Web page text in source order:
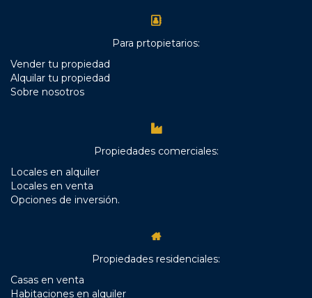
Para prtopietarios:
Vender tu propiedad
Alquilar tu propiedad
Sobre nosotros
Propiedades comerciales:
Locales en alquiler
Locales en venta
Opciones de inversión.
Propiedades residenciales:
Casas en venta
Habitaciones en alquiler